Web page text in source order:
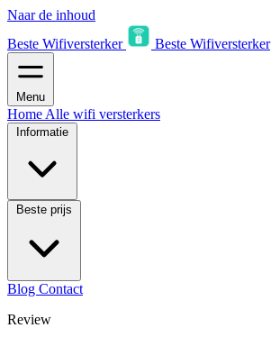
Naar de inhoud
Beste Wifiversterker
Beste Wifiversterker
Menu
Home Alle wifi versterkers
Informatie
Beste prijs
Blog Contact
Review